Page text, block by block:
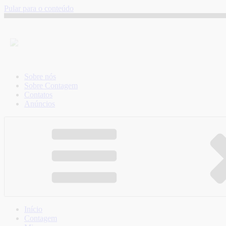
Pular para o conteúdo
Sobre nós
Sobre Contagem
Contatos
Anúncios
Início
Contagem